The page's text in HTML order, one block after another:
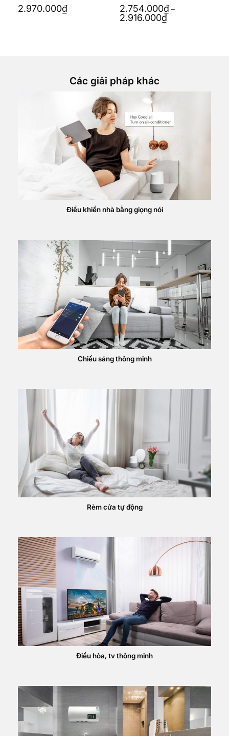
2.970.000₫ kính lõm, viền bo
2.754.000₫ –
2.916.000₫Khoảng
giá:
Các giải pháp khác
Điều khiển nhà bằng giọng nói
Chiếu sáng thông minh
Rèm cửa tự động
Điều hòa, tv thông minh